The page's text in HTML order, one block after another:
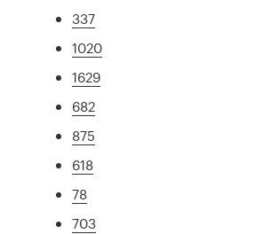
337
1020
1629
682
875
618
78
703